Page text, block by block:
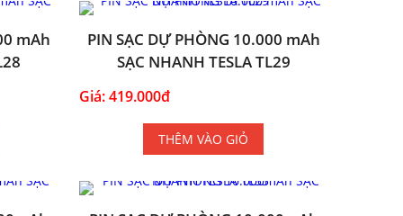
mAh
PIN SẠC DỰ PHÒNG 10.000 mAh
SẠC NHANH TESLA TL29
Giá: 419.000đ
THÊM VÀO GIỎ